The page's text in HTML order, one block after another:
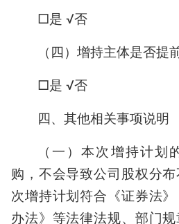
□是 √否
（四）增持主体是否提
□是 √否
四、其他相关事项说明
（一）本次增持计划
购，不会导致公司股权分
次增持计划符合《证券法
办法》等法律法规、部门